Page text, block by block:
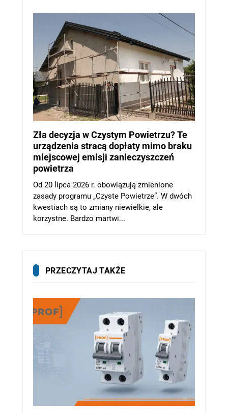
Zła decyzja w Czystym Powietrzu? Te
urządzenia stracą dopłaty mimo braku
miejscowej emisji zanieczyszczeń
powietrza
Od 20 lipca 2026 r. obowiązują zmienione
zasady programu „Czyste Powietrze”. W dwóch
kwestiach są to zmiany niewielkie, ale
korzystne. Bardzo martwi...
PRZECZYTAJ TAKŻE